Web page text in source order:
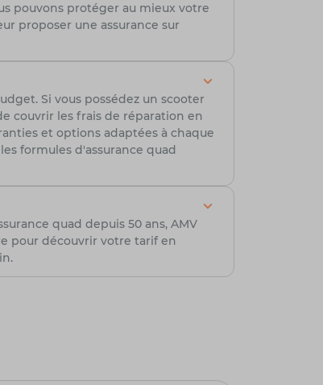
pouvons protéger au mieux votre
proposer une assurance sur
Si vous possédez un scooter
couvrir les frais de réparation en
et options adaptées à chaque
formules d'assurance quad
quad depuis 50 ans, AMV
pour découvrir votre tarif en